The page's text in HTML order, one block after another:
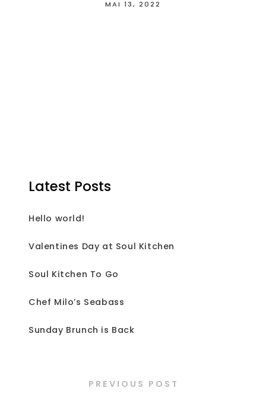
MAI 13, 2022
Latest Posts
Hello world!
Valentines Day at Soul Kitchen
Soul Kitchen To Go
Chef Milo’s Seabass
Sunday Brunch is Back
PREVIOUS POST